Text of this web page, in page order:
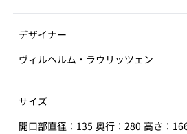
デザイナー
ヴィルヘルム・ラウリッツェン
サイズ
開口部直径：135 奥行：280 高さ：